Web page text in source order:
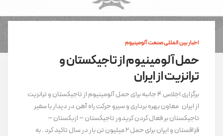
اخبار بین المللی صنعت آلومینیوم
حمل آلومینیوم از تاجیکستان و
ترانزیت از ایران
برگزاری اجلاس ۴ جانبه برای حمل آلومینیوم از تاجیکستان و ترانزیت
از ایران معاون بهره برداری و سیرو حرکت راه آهن در دیدار با سفیر
تاجیکستان بر فعال کردن کریدور تاجیکستان – ازبکستان –
قزاقستان و ایران برای حمل ۲ میلیون تن بار در سال تاکید کرد . به